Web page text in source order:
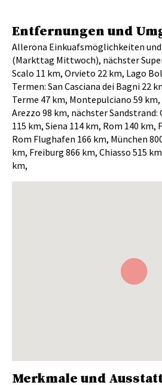
Entfernungen und
Allerona Einkuafsmöglichkeiten
(Markttag Mittwoch), nächster
Scalo 11 km, Orvieto 22 km, Lago
Termen: San Casciana dei Bagni 22
Terme 47 km, Montepulciano 59
Arezzo 98 km, nächster
115 km, Siena 114 km, Rom 140 km,
Rom Flughafen 166 km, München
km, Freiburg 866 km, Chiasso 515
km,
Merkmale und